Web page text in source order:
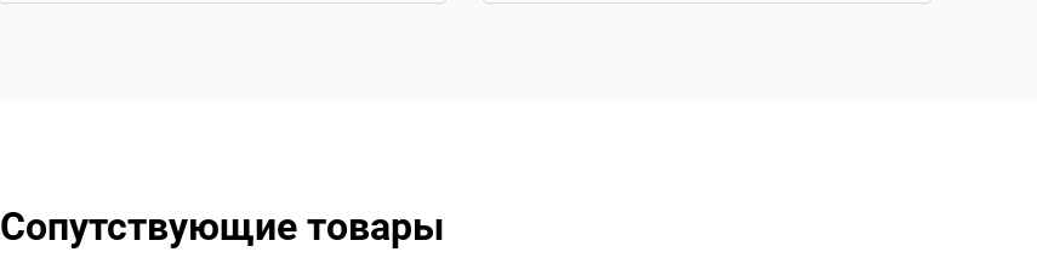
Сопутствующие товары